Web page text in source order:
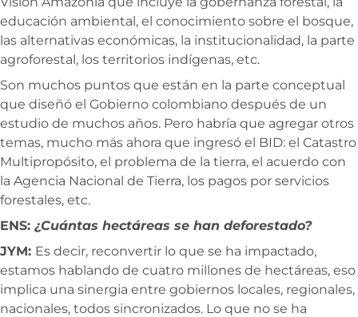
educación ambiental, el conocimiento sobre el bosque,
las alternativas económicas, la institucionalidad, la parte
agroforestal, los territorios indígenas, etc.
Son muchos puntos que están en la parte conceptual
que diseñó el Gobierno colombiano después de un
estudio de muchos años. Pero habría que agregar otros
temas, mucho más ahora que ingresó el BID: el Catastro
Multipropósito, el problema de la tierra, el acuerdo con
la Agencia Nacional de Tierra, los pagos por servicios
forestales, etc.
ENS: ¿Cuántas hectáreas se han deforestado?
JYM: Es decir, reconvertir lo que se ha impactado,
estamos hablando de cuatro millones de hectáreas, eso
implica una sinergia entre gobiernos locales, regionales,
nacionales, todos sincronizados. Lo que no se ha